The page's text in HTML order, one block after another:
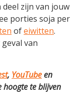
zijn van jouw
porties soja per
ofeiwitten.
van
, YouTubeen
te blijven